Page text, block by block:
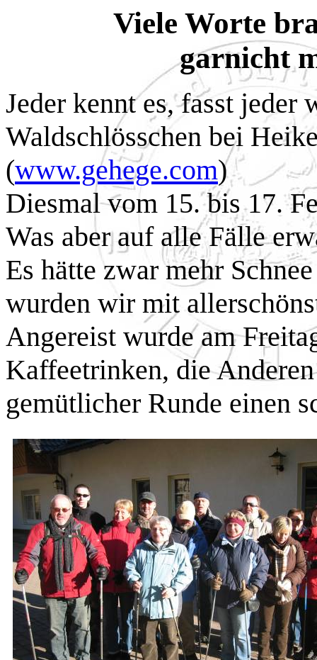
Viele Worte
garnicht
Jeder kennt es, fasst jeder
Waldschlösschen bei
(www.gehege.com)
Diesmal vom 15. bis 17.
Was aber auf alle Fälle
Es hätte zwar mehr
wurden wir mit
Angereist wurde am
Kaffeetrinken, die
gemütlicher Runde einen